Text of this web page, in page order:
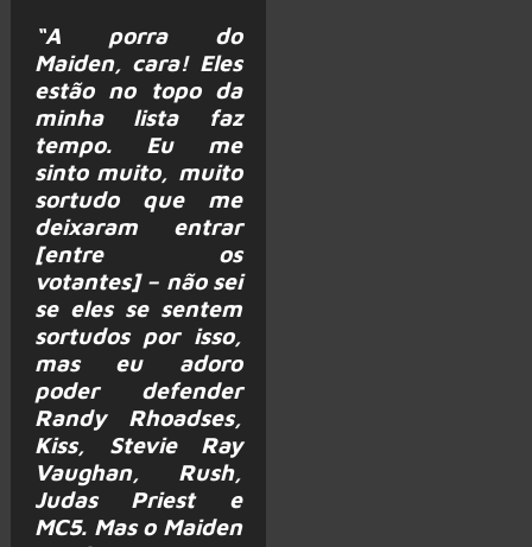
“A porra do
Maiden, cara! Eles
estão no topo da
minha lista faz
tempo. Eu me
sinto muito, muito
sortudo que me
deixaram entrar
[entre os
votantes] – não sei
se eles se sentem
sortudos por isso,
mas eu adoro
poder defender
Randy Rhoadses,
Kiss, Stevie Ray
Vaughan, Rush,
Judas Priest e
MC5. Mas o Maiden